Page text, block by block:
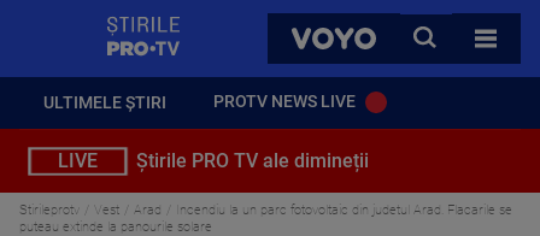
VOYO
CAUTA
TOATE
ULTIMELE ȘTIRI PROTV NEWS LIVE
LIVE Știrile PRO TV ale dimineții
Stirileprotv Vest Arad
Incendiu la un parc fotovoltaic din judetul Arad. Flacarile se
puteau extinde la panourile solare